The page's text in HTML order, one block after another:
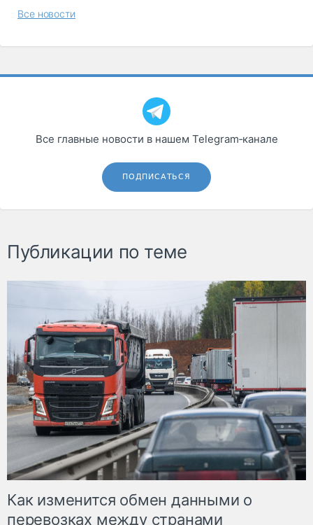
Все новости
Все главные новости в нашем Telegram‑канале
ПОДПИСАТЬСЯ
Публикации по теме
Как изменится обмен данными о
перевозках между странами